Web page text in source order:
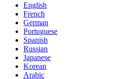
English
French
German
Portuguese
Spanish
Russian
Japanese
Korean
Arabic